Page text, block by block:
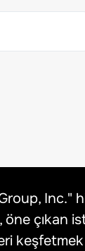
Inc."
çıkan